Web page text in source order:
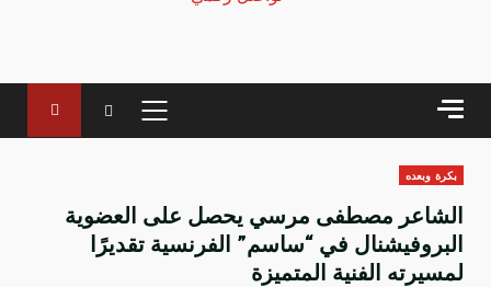
القائمة
الرئيسية
بكرة وبعده
الشاعر مصطفى مرسي يحصل على العضوية
البروفيشنال في “ساسم” الفرنسية تقديرًا
لمسيرته الفنية المتميزة